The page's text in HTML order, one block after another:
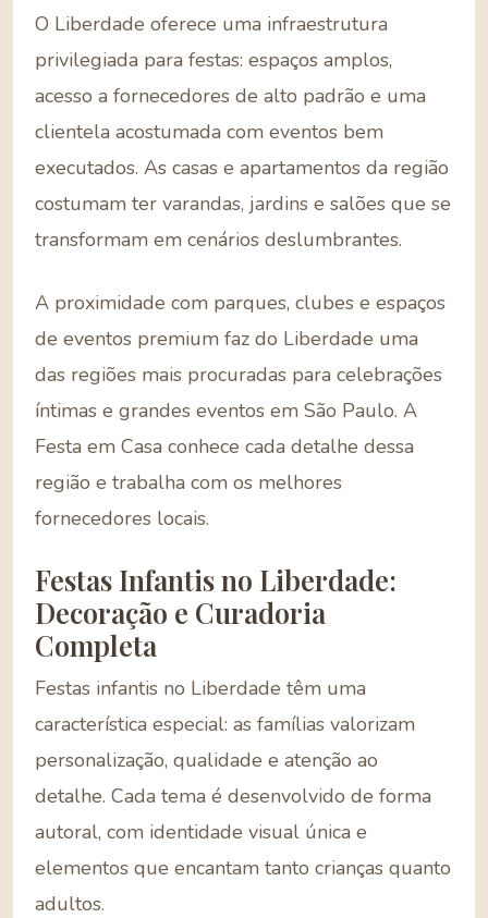
O Liberdade oferece uma infraestrutura
privilegiada para festas: espaços amplos,
acesso a fornecedores de alto padrão e uma
clientela acostumada com eventos bem
executados. As casas e apartamentos da região
costumam ter varandas, jardins e salões que se
transformam em cenários deslumbrantes.
A proximidade com parques, clubes e espaços
de eventos premium faz do Liberdade uma
das regiões mais procuradas para celebrações
íntimas e grandes eventos em São Paulo. A
Festa em Casa conhece cada detalhe dessa
região e trabalha com os melhores
fornecedores locais.
Festas Infantis no Liberdade:
Decoração e Curadoria
Completa
Festas infantis no Liberdade têm uma
característica especial: as famílias valorizam
personalização, qualidade e atenção ao
detalhe. Cada tema é desenvolvido de forma
autoral, com identidade visual única e
elementos que encantam tanto crianças quanto
adultos.